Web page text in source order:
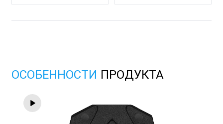
Пригоден для печати рекламы
Резина
ОСОБЕННОСТИ ПРОДУКТА